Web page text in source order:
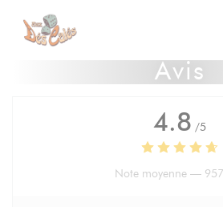
Personnalisation de vos choix en
Avis
4.8 /5
Note moyenne —